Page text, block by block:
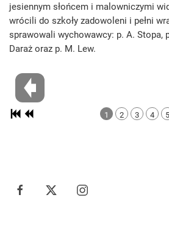
jesiennym słońcem i malowniczymi
wrócili do szkoły zadowoleni i pełni
sprawowali wychowawcy: p. A. Stopa,
Daraż oraz p. M. Lew.
1 2 3 4 5